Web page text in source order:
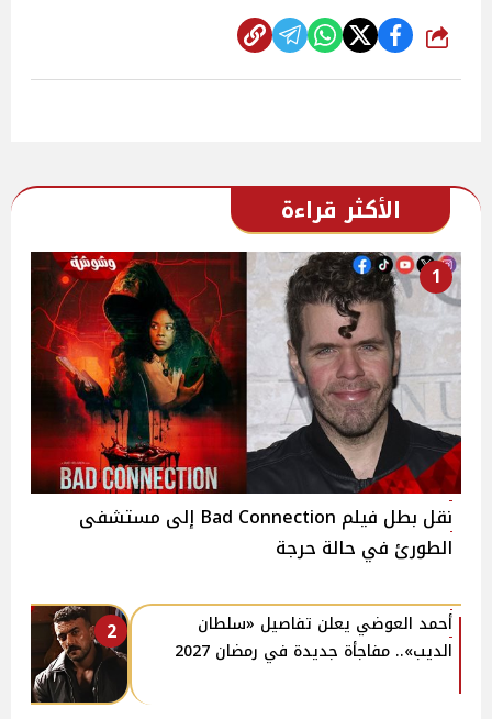
شارك
الأكثر قراءة
1
نقل بطل فيلم Bad Connection إلى مستشفى
الطورئ في حالة حرجة
2
أحمد العوضي يعلن تفاصيل «سلطان
الديب».. مفاجأة جديدة في رمضان 2027